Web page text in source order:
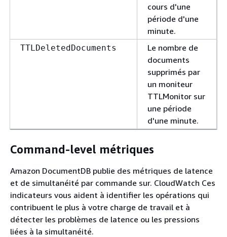
cours d'une
période d'une
minute.
TTLDeletedDocuments
Le nombre de
documents
supprimés par
un moniteur
TTLMonitor sur
une période
d'une minute.
Command-level métriques
Amazon DocumentDB publie des métriques de latence
et de simultanéité par commande sur. CloudWatch Ces
indicateurs vous aident à identifier les opérations qui
contribuent le plus à votre charge de travail et à
détecter les problèmes de latence ou les pressions
liées à la simultanéité.